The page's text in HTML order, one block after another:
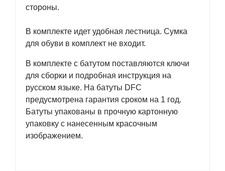
стороны.
В комплекте идет удобная лестница. Сумка
для обуви в комплект не входит.
В комплекте с батутом поставляются ключи
для сборки и подробная инструкция на
русском языке. На батуты DFC
предусмотрена гарантия сроком на 1 год.
Батуты упакованы в прочную картонную
упаковку с нанесенным красочным
изображением.